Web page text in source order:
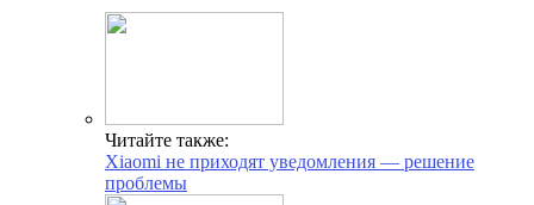
Читайте также:
Xiaomi не приходят уведомления — решение
проблемы